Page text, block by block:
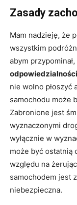
Zasady
Mam nadzieję, że
wszystkim
abym przypominał,
nie wolno płoszyć
samochodu może
Zabronione jest
wyznaczonymi
wyłącznie w
może być ostatnią
względu na
samochodem jest
niebezpieczna.